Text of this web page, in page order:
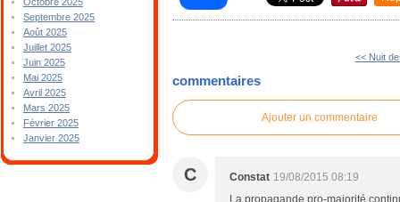
Septembre 2025
Août 2025
Juillet 2025
Juin 2025
Mai 2025
Avril 2025
Mars 2025
Février 2025
Janvier 2025
<< Nuit
commentaires
Ajouter un commentaire
C Constat 19/08/2015 08:19
La propagande pro-majorité